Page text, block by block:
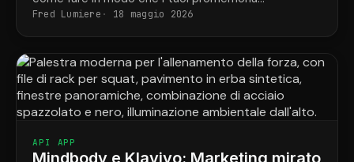
corrispondano finalmente alle prenotazioni effettive
di ogni studente.
Fred Lumiere 18 maggio 2026
API APP
Mindbody e Klaviyo: Marketing mirato